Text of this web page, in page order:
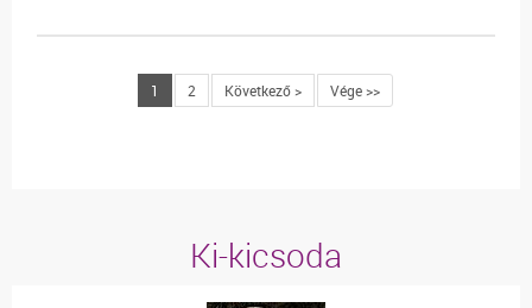
1 2 Következő > Vége >>
Ki-kicsoda